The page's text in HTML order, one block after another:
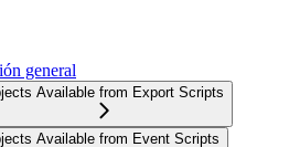
general
Available from Export Scripts
Available from Event Scripts